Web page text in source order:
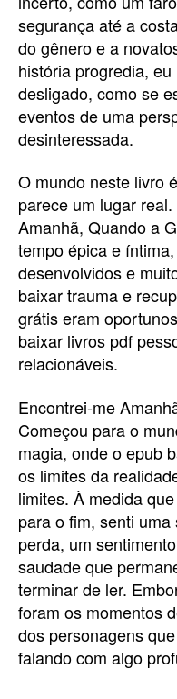
segurança até a
do gênero e a
história progredia,
desligado, como se
eventos de uma
desinteressada.
O mundo neste livro
parece um lugar
Amanhã, Quando a
tempo épica e
desenvolvidos e
baixar trauma e
grátis eram
baixar livros pdf
relacionáveis.
Encontrei-me
Começou para o
magia, onde o epub
os limites da
limites. À medida
para o fim, senti
perda, um
saudade que
terminar de ler.
foram os momentos
dos personagens
falando com algo